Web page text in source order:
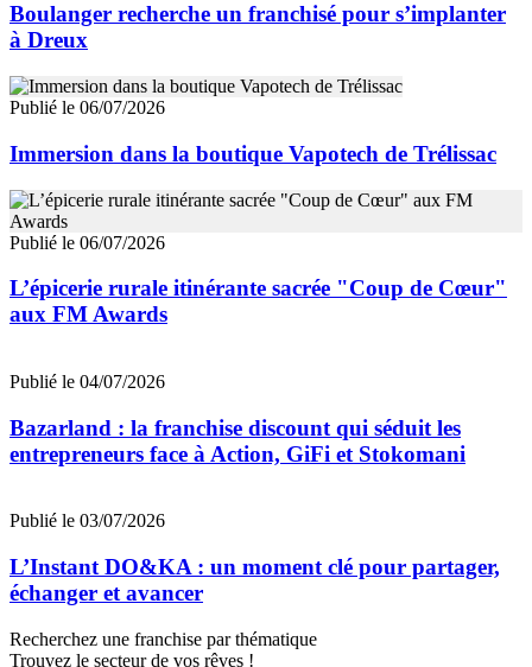
Boulanger recherche un franchisé pour s’implanter
à Dreux
Publié le 06/07/2026
Immersion dans la boutique Vapotech de Trélissac
Publié le 06/07/2026
L’épicerie rurale itinérante sacrée "Coup de Cœur"
aux FM Awards
Publié le 04/07/2026
Bazarland : la franchise discount qui séduit les
entrepreneurs face à Action, GiFi et Stokomani
Publié le 03/07/2026
L’Instant DO&KA : un moment clé pour partager,
échanger et avancer
Recherchez une franchise par thématique
Trouvez le secteur de vos rêves !